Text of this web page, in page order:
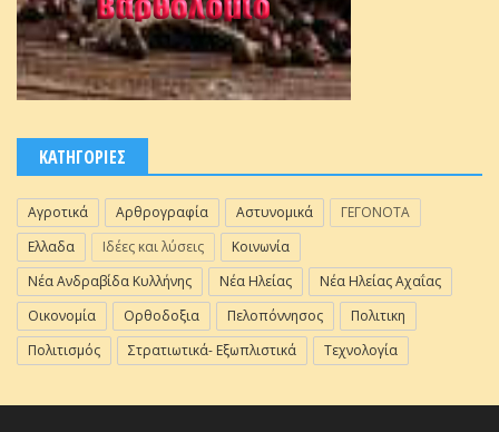
ΚΑΤΗΓΟΡΙΕΣ
Αγροτικά Αρθρογραφία Αστυνομικά
ΓΕΓΟΝΟΤΑ
Ελλαδα
Ιδέες και λύσεις
Κοινωνία
Νέα Ανδραβίδα Κυλλήνης
Νέα Ηλείας
Νέα Ηλείας Αχαΐας
Οικονομία
Ορθοδοξια Πελοπόννησος
Πολιτικη
Πολιτισμός
Στρατιωτικά- Εξωπλιστικά Τεχνολογία